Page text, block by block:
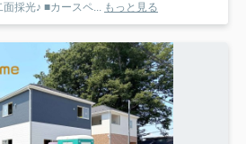
採光♪ ■カースペ... もっと見る